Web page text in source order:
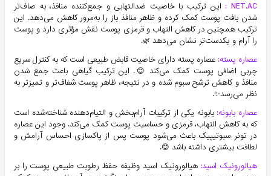
NET.AC :
این ترکیب با خاصیت ضدالتهابی و جمع‌کننده منافذ، به صاف‌تر
شدن بافت پوست کمک کرده و ظاهر منافذ باز را به‌مرور کاهش می‌دهد. این
ترکیب همچنین در کاهش التهاب و قرمزی پوست نقش مؤثری دارد و پوست
را آرام و یکدست‌تر نشان می‌دهد 🌿.
عصاره پسته: عصاره پسته دارای خاصیت قابض طبیعی است که به کنترل سریع
چربی اضافی پوست کمک می‌کند 😊. این ترکیب گیاهی باعث جمع شدن
منافذ و کاهش ترشح سبوم شده و در نتیجه، ظاهر پوست شفاف‌تر و تمیزتر به
نظر می‌رسد✨.
عصاره بابونه:بابونه یکی از ترکیبات آرام‌بخش و التیام‌دهنده شناخته‌شده است
که به کاهش التهاب، قرمزی و حساسیت پوست کمک می‌کند. وجود این عصاره
در تونر سبوتیپیک باعث می‌شود پوست پس از پاکسازی احساس آرامش و
لطافت بیشتری داشته باشد 😊.
هیالورونیک اسید:هیالورونیک اسید وظیفه حفظ رطوبت طبیعی پوست را بر